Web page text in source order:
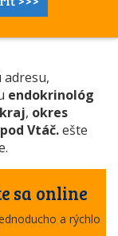
adresu,
endokrinológ
, okres
Vtáč.ešte
sa online
a rýchlo